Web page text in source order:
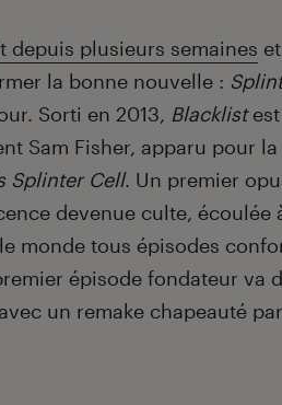
depuis plusieurs semaines
la bonne nouvelle :
Sorti en 2013, Blacklistest
Sam Fisher, apparu pour
Splinter Cell. Un premier
devenue culte, écoulée
monde tous épisodes
épisode fondateur va
un remake chapeauté